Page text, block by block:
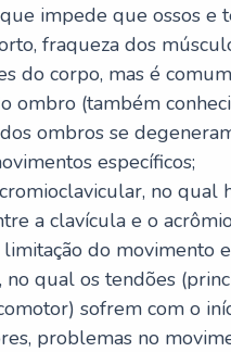
impede que ossos e
fraqueza dos
do corpo, mas é
ombro (também
ombros se
específicos;
no qual
a clavícula e o
limitação do movimento
no qual os tendões
sofrem com o
problemas no